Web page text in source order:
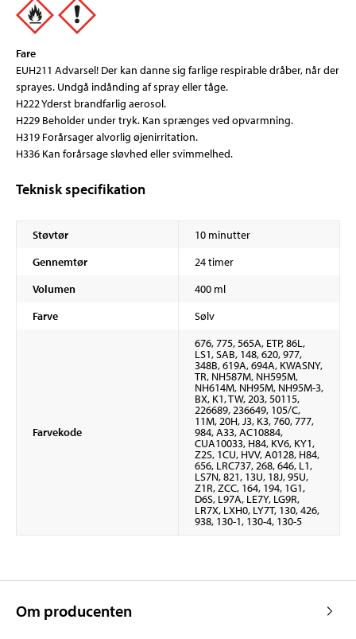
Fare
EUH211 Advarsel! Der kan danne sig farlige respirable dråber, når der
sprayes. Undgå indånding af spray eller tåge.
H222 Yderst brandfarlig aerosol.
H229 Beholder under tryk. Kan sprænges ved opvarmning.
H319 Forårsager alvorlig øjenirritation.
H336 Kan forårsage sløvhed eller svimmelhed.
Teknisk specifikation
Støvtør
10 minutter
Gennemtør
24 timer
Volumen
400 ml
Farve
Sølv
Farvekode
676, 775, 565A, ETP, 86L,
LS1, SAB, 148, 620, 977,
348B, 619A, 694A, KWASNY,
TR, NH587M, NH595M,
NH614M, NH95M, NH95M-3,
BX, K1, TW, 203, 50115,
226689, 236649, 105/C,
11M, 20H, J3, K3, 760, 777,
984, A33, AC10884,
CUA10033, H84, KV6, KY1,
Z2S, 1CU, HVV, A0128, H84,
656, LRC737, 268, 646, L1,
LS7N, 821, 13U, 18J, 95U,
Z1R, ZCC, 164, 194, 1G1,
D6S, L97A, LE7Y, LG9R,
LR7X, LXH0, LY7T, 130, 426,
938, 130-1, 130-4, 130-5
Om producenten